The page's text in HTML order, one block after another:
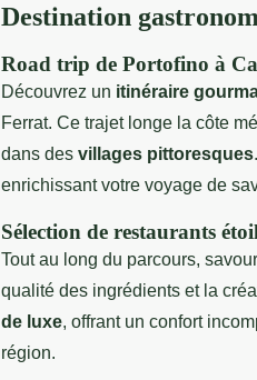
Destination
Road trip de Portofino à
Découvrez un itinéraire
Ferrat. Ce trajet longe la côte
dans des villages pittoresques
enrichissant votre voyage de
Sélection de restaurants
Tout au long du parcours,
qualité des ingrédients et la
de luxe, offrant un confort
région.